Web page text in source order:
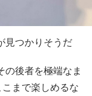
見つかりそうだ
後者を極端なま
まで楽しめるな